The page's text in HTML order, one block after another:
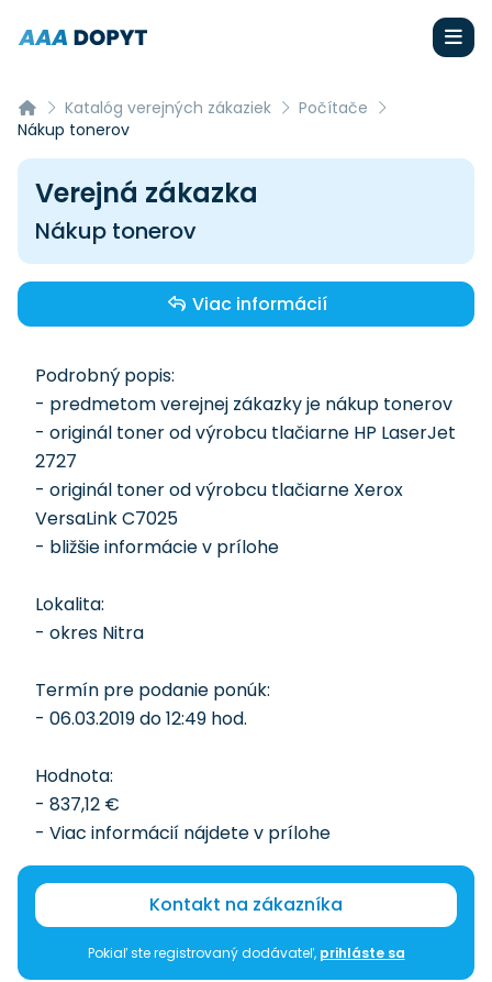
Katalóg verejných zákaziek
Počítače
Nákup tonerov
Verejná zákazka
Nákup tonerov
Viac informácií
Podrobný popis:
- predmetom verejnej zákazky je nákup tonerov
- originál toner od výrobcu tlačiarne HP LaserJet
2727
- originál toner od výrobcu tlačiarne Xerox
VersaLink C7025
- bližšie informácie v prílohe
Lokalita:
- okres Nitra
Termín pre podanie ponúk:
- 06.03.2019 do 12:49 hod.
Hodnota:
- 837,12 €
- Viac informácií nájdete v prílohe
Kontakt na zákazníka
Pokiaľ ste registrovaný dodávateľ, prihláste sa